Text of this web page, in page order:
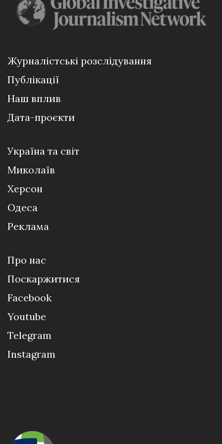
Журналістські розслідування
Публікації
Наш вплив
Дата-проєкти
Україна та світ
Миколаїв
Херсон
Одеса
Реклама
Про нас
Поскаржитися
Facebook
Youtube
Telegram
Instagram